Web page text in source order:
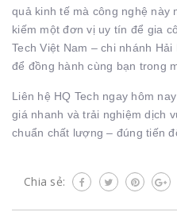
quả kinh tế mà công nghệ này
kiếm một đơn vị uy tín để gia
Tech Việt Nam – chi nhánh
để đồng hành cùng bạn trong
Liên hệ HQ Tech ngay hôm
giá nhanh và trải nghiệm dịch
chuẩn chất lượng – đúng tiến
Chia sẻ: